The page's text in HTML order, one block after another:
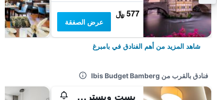
577 ﷼
عرض الصفقة
شاهد المزيد من أهم الفنادق في بامبرغ
فنادق بالقرب من Ibis Budget Bamberg
بست ويسترن هوتل بامبيرج